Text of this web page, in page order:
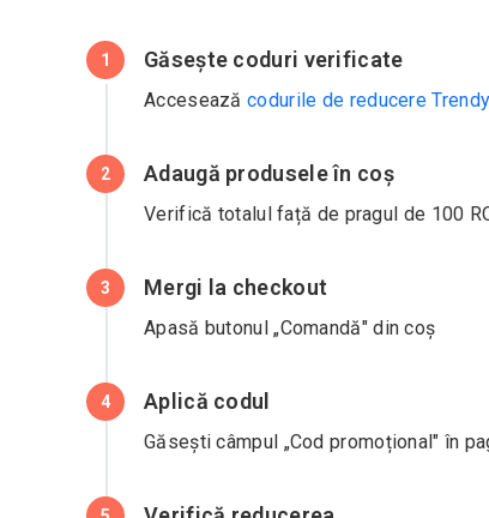
1 Găsește coduri verificate
Acceseazăcodurile de reducere
2 Adaugă produsele în coș
Verifică totalul față de pragul de 100
3 Mergi la checkout
Apasă butonul „Comandă" din coș
4 Aplică codul
Găsești câmpul „Cod promoțional" în